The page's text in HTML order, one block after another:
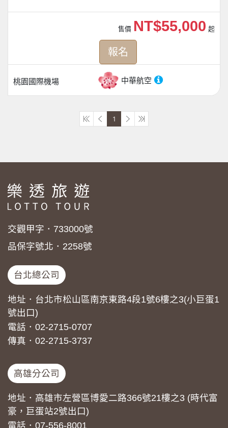
桃園國際機場 中華航空
售價 NT$55,000 起
報名
1
交觀甲字．733000號
品保字號北．2258號
台北總公司
地址．台北市松山區南京東路4段1號6樓之3(小巨蛋1
號出口)
電話．02-2715-0707
傳真．02-2715-3737
高雄分公司
地址．高雄市左營區博愛二路366號21樓之3 (時代富
豪，巨蛋站2號出口)
電話．07-556-8001